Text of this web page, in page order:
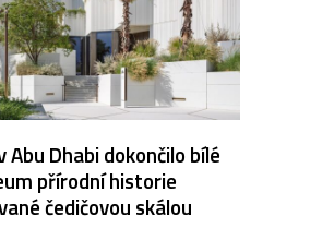
Abu Dhabi dokončilo bílé
přírodní historie
čedičovou skálou